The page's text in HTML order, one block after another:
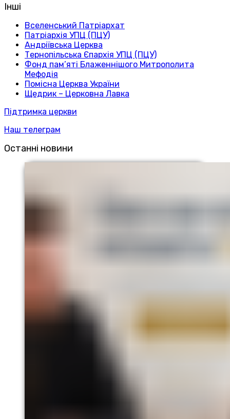
Інші
Вселенський Патріархат
Патріархія УПЦ (ПЦУ)
Андріївська Церква
Тернопільська Єпархія УПЦ (ПЦУ)
Фонд пам’яті Блаженнішого Митрополита
Мефодія
Помісна Церква України
Щедрик – Церковна Лавка
Підтримка церкви
Наш телеграм
Останні новини